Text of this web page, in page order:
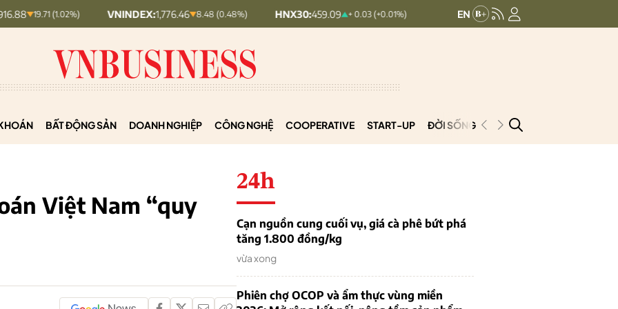
19.71 (1.02%) VNINDEX: 1,776.46 8.48 (0.48%) HNX30: 459.09 + 0.03 (+0.01%) HNXINDEX: 298.69 2.51 (0.83%)
BẤT ĐỘNG SẢN DOANH NGHIỆP CÔNG NGHỆ COOPERATIVE START-UP ĐỜI SỐNG PODCAST
Việt Nam “quy
24h
Cạn nguồn cung cuối vụ, giá cà phê bứt phá
tăng 1.800 đồng/kg
vừa xong
Phiên chợ OCOP và ẩm thực vùng miền